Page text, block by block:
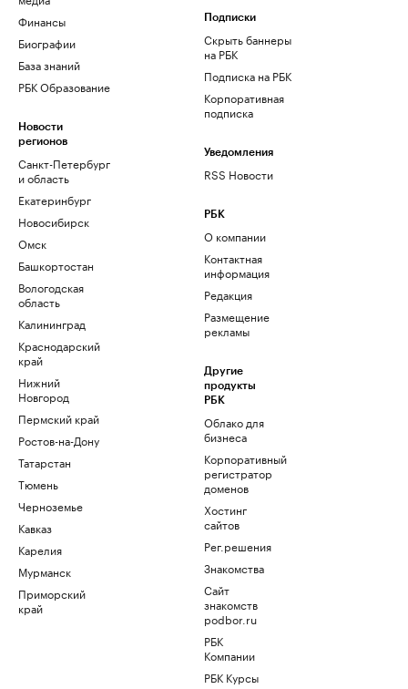
Финансы
Биографии
База знаний
РБК Образование
Новости
регионов
Санкт-Петербург
и область
Екатеринбург
Новосибирск
Омск
Башкортостан
Вологодская
область
Калининград
Краснодарский
край
Нижний
Новгород
Пермский край
Ростов-на-Дону
Татарстан
Тюмень
Черноземье
Кавказ
Карелия
Мурманск
Приморский
край
Подписки
Скрыть баннеры
на РБК
Подписка на РБК
Корпоративная
подписка
Уведомления
RSS Новости
РБК
О компании
Контактная
информация
Редакция
Размещение
рекламы
Другие
продукты
РБК
Облако для
бизнеса
Корпоративный
регистратор
доменов
Хостинг
сайтов
Рег.решения
Знакомства
Сайт
знакомств
podbor.ru
РБК
Компании
РБК Курсы